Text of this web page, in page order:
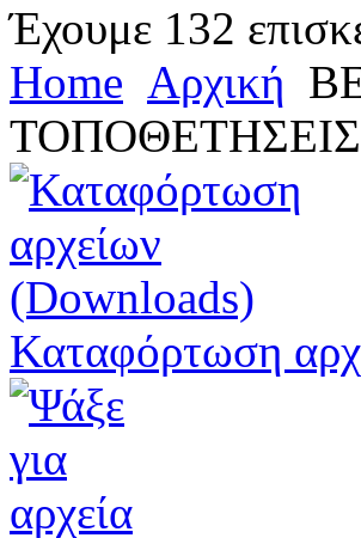
Έχουμε 132
Home Αρχική
ΤΟΠΟΘΕΤΗΣΕΙΣ
Καταφόρτωση